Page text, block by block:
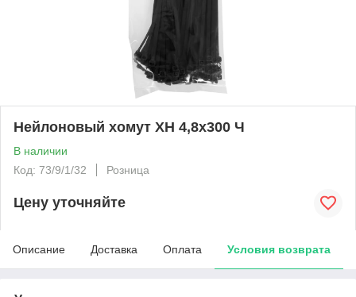
Нейлоновый хомут ХН 4,8х300 Ч
В наличии
Код: 73/9/1/32
Розница
Цену уточняйте
Описание Доставка Оплата Условия возврата